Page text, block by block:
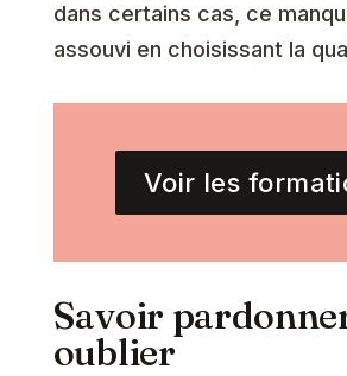
dans certains cas, ce
assouvi en choisissant la
Voir les
Savoir
oublier